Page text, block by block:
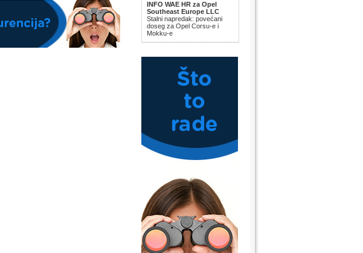
INFO WAE HR za Opel
Southeast Europe LLC
Stalni napredak: povećani
doseg za Opel Corsu-e i
Mokku-e